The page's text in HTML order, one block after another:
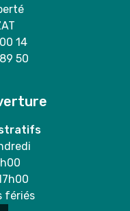
14
50
fériés